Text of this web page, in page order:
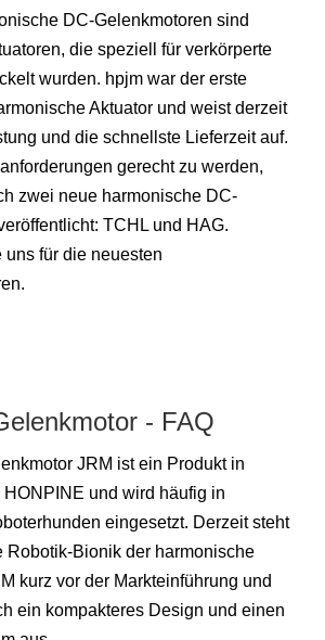
DC-Gelenkmotoren sind
die speziell für verkörperte
wurden. hpjm war der erste
Aktuator und weist derzeit
und die schnellste Lieferzeit auf.
gerecht zu werden,
zwei neue harmonische DC-
TCHL und HAG.
uns für die neuesten
- FAQ
JRM ist ein Produkt in
und wird häufig in
eingesetzt. Derzeit steht
Robotik-Bionik der harmonische
kurz vor der Markteinführung und
ein kompakteres Design und einen